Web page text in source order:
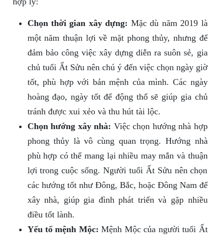
Chọn thời gian xây dựng: Mặc dù năm 2019 là
một năm thuận lợi về mặt phong thủy, nhưng để
đảm bảo công việc xây dựng diễn ra suôn sẻ, gia
chủ tuổi Ất Sửu nên chú ý đến việc chọn ngày giờ
tốt, phù hợp với bản mệnh của mình. Các ngày
hoàng đạo, ngày tốt để động thổ sẽ giúp gia chủ
tránh được xui xẻo và thu hút tài lộc.
Chọn hướng xây nhà: Việc chọn hướng nhà hợp
phong thủy là vô cùng quan trọng. Hướng nhà
phù hợp có thể mang lại nhiều may mắn và thuận
lợi trong cuộc sống. Người tuổi Ất Sửu nên chọn
các hướng tốt như Đông, Bắc, hoặc Đông Nam để
xây nhà, giúp gia đình phát triển và gặp nhiều
điều tốt lành.
Yếu tố mệnh Mộc: Mệnh Mộc của người tuổi Ất